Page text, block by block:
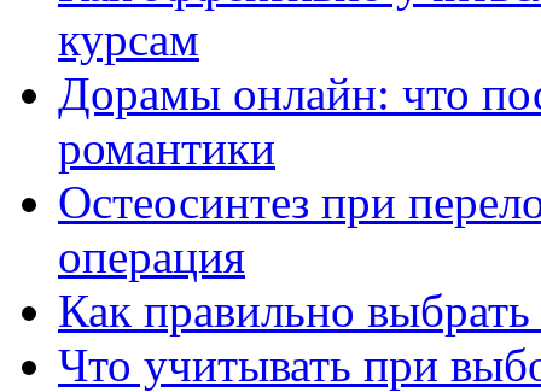
курсам
Дорамы онлайн: что
романтики
Остеосинтез при
операция
Как правильно
Что учитывать при